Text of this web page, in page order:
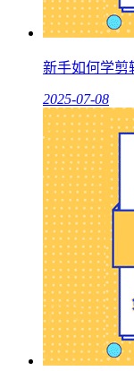
新手如何学剪
2025-07-08